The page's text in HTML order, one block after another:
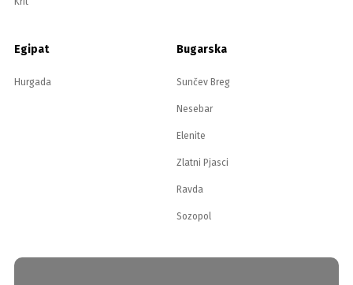
Egipat
Hurgada
Bugarska
Sunčev Breg
Nesebar
Elenite
Zlatni Pjasci
Ravda
Sozopol